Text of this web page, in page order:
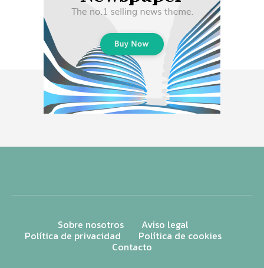
Sobre nosotros Aviso legal
Política de privacidad Política de cookies
Contacto